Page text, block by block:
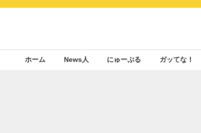
ホーム News人 にゅーぷる ガッてな！